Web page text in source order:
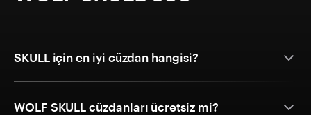
SKULL için en iyi cüzdan hangisi?
WOLF SKULL cüzdanları ücretsiz mi?